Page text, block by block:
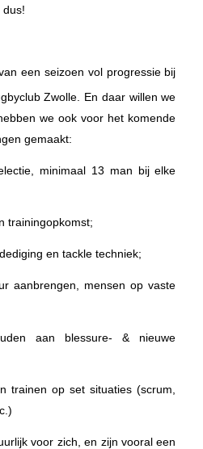
dus!
een seizoen vol progressie bij
Zwolle. En daar willen we
we ook voor het komende
gemaakt:
minimaal 13 man bij elke
trainingopkomst;
en tackle techniek;
aanbrengen, mensen op vaste
aan blessure- & nieuwe
trainen op set situaties (scrum,
voor zich, en zijn vooral een